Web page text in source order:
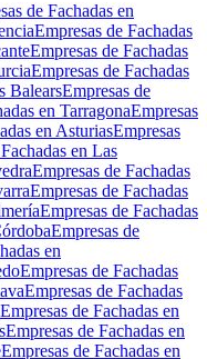
de Fachadas en
Empresas de Fachadas
Empresas de Fachadas
Empresas de Fachadas
BalearsEmpresas de
en TarragonaEmpresas
en AsturiasEmpresas
en Las
Empresas de Fachadas
Empresas de Fachadas
Empresas de Fachadas
Empresas de
en
Empresas de Fachadas
Empresas de Fachadas
Empresas de Fachadas en
Empresas de Fachadas en
Empresas de Fachadas en